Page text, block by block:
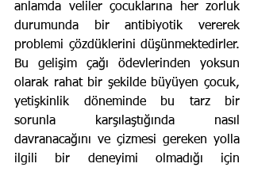
anlamda veliler çocuklarına her zorluk
durumunda bir antibiyotik vererek
problemi çözdüklerini düşünmektedirler.
Bu gelişim çağı ödevlerinden yoksun
olarak rahat bir şekilde büyüyen çocuk,
yetişkinlik döneminde bu tarz bir
sorunla karşılaştığında nasıl
davranacağını ve çizmesi gereken yolla